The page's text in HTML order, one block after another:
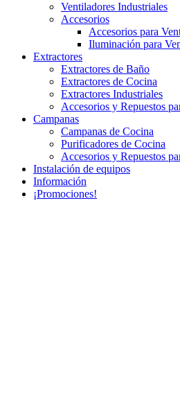
Ventiladores Industriales
Accesorios
Accesorios para
Iluminación para
Extractores
Extractores de Baño
Extractores de Cocina
Extractores Industriales
Accesorios y Repuestos
Campanas
Campanas de Cocina
Purificadores de Cocina
Accesorios y Repuestos
Instalación de equipos
Información
¡Promociones!